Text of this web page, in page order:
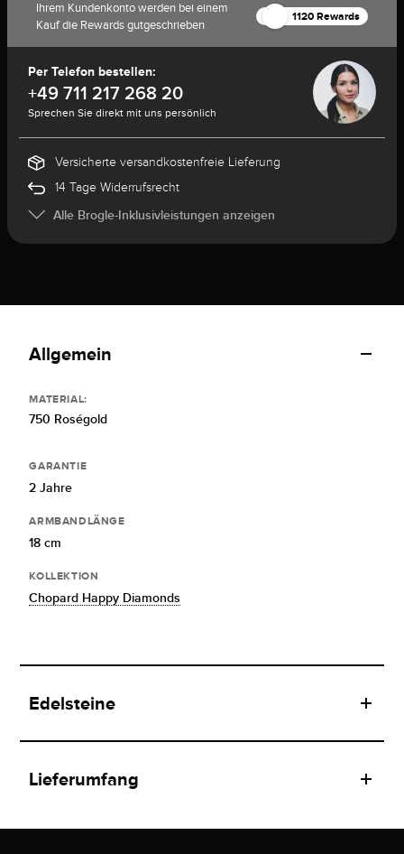
Ihrem Kundenkonto werden bei einem
Kauf die Rewards gutgeschrieben
1120 Rewards
Per Telefon bestellen:
+49 711 217 268 20
Sprechen Sie direkt mit uns persönlich
Versicherte versandkostenfreie Lieferung
14 Tage Widerrufsrecht
Alle Brogle-Inklusivleistungen anzeigen
Allgemein
MATERIAL:
750 Roségold
GARANTIE
2 Jahre
ARMBANDLÄNGE
18 cm
KOLLEKTION
Chopard Happy Diamonds
Edelsteine
Lieferumfang